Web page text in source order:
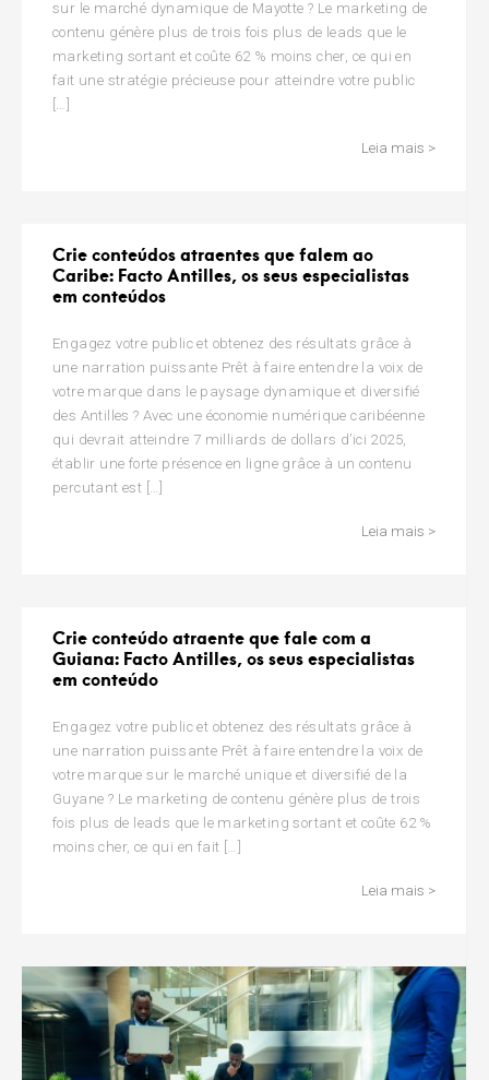
sur le marché dynamique de Mayotte ? Le marketing de
contenu génère plus de trois fois plus de leads que le
marketing sortant et coûte 62 % moins cher, ce qui en
fait une stratégie précieuse pour atteindre votre public
Leia mais >
Crie conteúdos atraentes que falem ao
Caribe: Facto Antilles, os seus especialistas
em conteúdos
Engagez votre public et obtenez des résultats grâce à
une narration puissante Prêt à faire entendre la voix de
votre marque dans le paysage dynamique et diversifié
des Antilles ? Avec une économie numérique caribéenne
qui devrait atteindre 7 milliards de dollars d’ici 2025,
établir une forte présence en ligne grâce à un contenu
percutant est […]
Leia mais >
Crie conteúdo atraente que fale com a
Guiana: Facto Antilles, os seus especialistas
em conteúdo
Engagez votre public et obtenez des résultats grâce à
une narration puissante Prêt à faire entendre la voix de
votre marque sur le marché unique et diversifié de la
Guyane ? Le marketing de contenu génère plus de trois
fois plus de leads que le marketing sortant et coûte 62 %
moins cher, ce qui en fait […]
Leia mais >